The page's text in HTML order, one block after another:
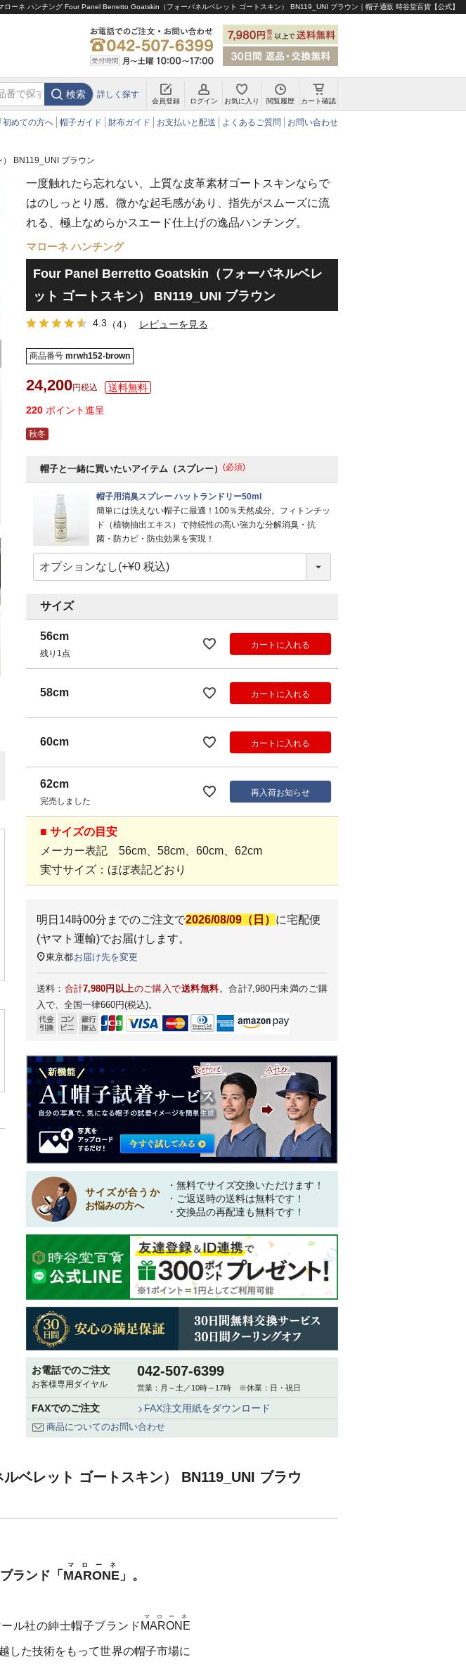
ローネ ハンチング Four Panel Berretto Goatskin（フォーパネルベレット ゴートスキン） BN119_UNI ブラウン｜帽子通販 時谷堂百貨【公式】
検索 詳しく探す
会員登録 ログイン お気に入り 閲覧履歴 カート確認
初めての方へ 帽子ガイド 財布ガイド お支払いと配送 よくあるご質問 お問い合わせ
BN119_UNI ブラウン
一度触れたら忘れない、上質な皮革素材ゴートスキンならで
はのしっとり感。微かな起毛感があり、指先がスムーズに流
れる、極上なめらかスエード仕上げの逸品ハンチング。
マローネ ハンチング
Four Panel Berretto Goatskin（フォーパネルベレ
ット ゴートスキン） BN119_UNI ブラウン
4.3 （4） レビューを見る
商品番号 mrwh152-brown
24,200 税込
220 ポイント進呈
秋冬
帽子と一緒に買いたいアイテム（スプレー） (必須)
帽子用消臭スプレー ハットランドリー50ml
簡単には洗えない帽子に最適！100％天然成分。フィトンチッ
ド（植物抽出エキス）で持続性の高い強力な分解消臭・抗
菌・防カビ・防虫効果を実現！
サイズ
56cm
残り1点
カートに入れる
58cm カートに入れる
60cm カートに入れる
62cm
完売しました
再入荷お知らせ
■ サイズの目安
メーカー表記 56cm、58cm、60cm、62cm
実寸サイズ：ほぼ表記どおり
明日 14時00分 までのご注文で2026/08/09（日） に宅配便
(ヤマト運輸)でお届けします。
東京都お届け先を変更
送料： 合計7,980円以上のご購入で送料無料。合計7,980円未満のご購
入で、全国一律660円(税込)。
サイズが合うか
お悩みの方へ
・無料でサイズ交換いただけます！
・ご返送時の送料は無料です！
・交換品の再配達も無料です！
お電話でのご注文
お客様専用ダイヤル
042-507-6399
営業：月～土／10時～17時 ※休業：日・祝日
FAXでのご注文 FAX注文用紙をダウンロード
商品についてのお問い合わせ
ベレット ゴートスキン） BN119_UNI ブラウ
ランド「 MARONE
マローネ
」。
ル社の紳士帽子ブランド MARONE
マローネ
した技術をもって世界の帽子市場に